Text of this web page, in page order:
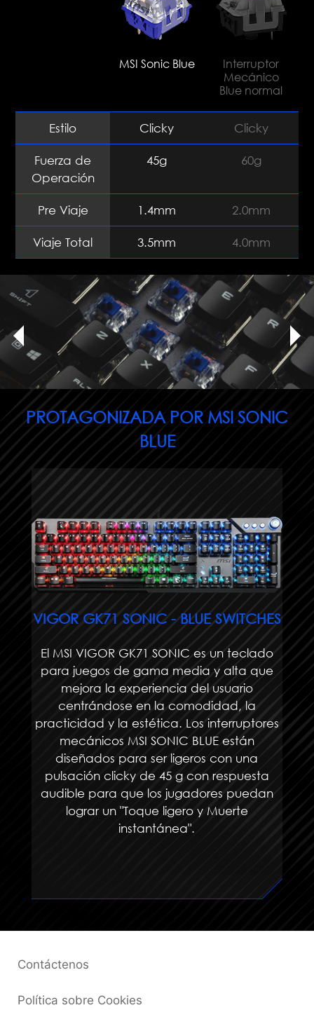
MSI Sonic Blue
Interruptor
Mecánico
Blue normal
Estilo Clicky Clicky
Fuerza de
Operación
45g 60g
Pre Viaje 1.4mm 2.0mm
Viaje Total 3.5mm 4.0mm
PROTAGONIZADA POR MSI SONIC
BLUE
VIGOR GK71 SONIC - BLUE SWITCHES
El MSI VIGOR GK71 SONIC es un teclado
para juegos de gama media y alta que
mejora la experiencia del usuario
centrándose en la comodidad, la
practicidad y la estética. Los interruptores
mecánicos MSI SONIC BLUE están
diseñados para ser ligeros con una
pulsación clicky de 45 g con respuesta
audible para que los jugadores puedan
lograr un "Toque ligero y Muerte
instantánea".
Política sobre Cookies
Contáctenos